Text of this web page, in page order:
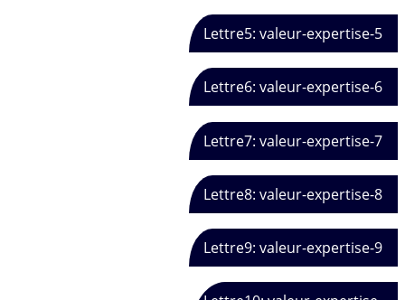
Lettre5: valeur-expertise-5
Lettre6: valeur-expertise-6
Lettre7: valeur-expertise-7
Lettre8: valeur-expertise-8
Lettre9: valeur-expertise-9